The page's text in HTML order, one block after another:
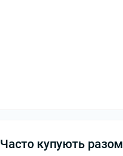
Часто купують разом